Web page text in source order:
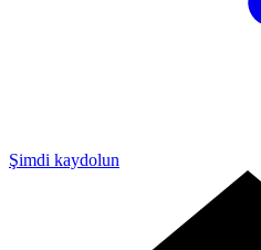
Şimdi kaydolun